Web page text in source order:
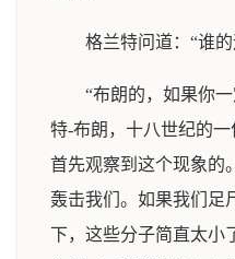
格兰特问道：“谁
“布朗的，如果你
特-布朗，十八世纪的
首先观察到这个现象的
轰击我们。如果我们足
下，这些分子简直太小